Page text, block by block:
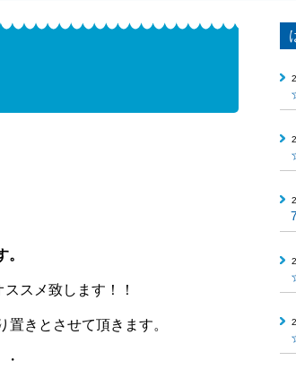
スメ致します！！
きとさせて頂きます。